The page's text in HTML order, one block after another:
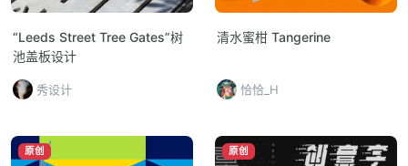
“Leeds Street Tree Gates”树
池盖板设计
秀设计
清水蜜柑 Tangerine
恰恰_H
原创 原创